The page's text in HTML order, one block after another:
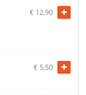
€ 12,90
€ 5,50